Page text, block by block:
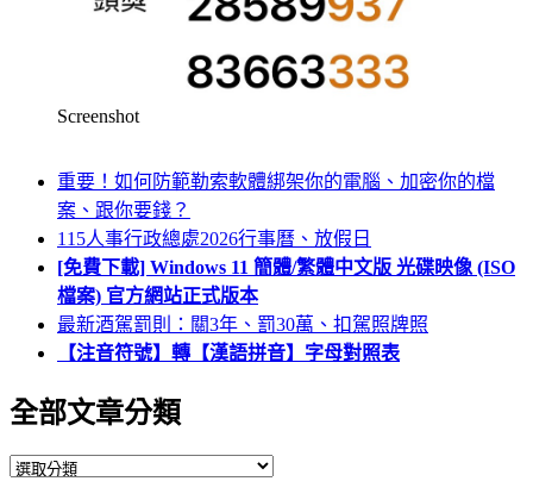
Screenshot
重要！如何防範勒索軟體綁架你的電腦、加密你的檔
案、跟你要錢？
115人事行政總處2026行事曆、放假日
[免費下載] Windows 11 簡體/繁體中文版 光碟映像 (ISO
檔案) 官方網站正式版本
最新酒駕罰則：關3年、罰30萬、扣駕照牌照
【注音符號】轉【漢語拼音】字母對照表
全部文章分類
全